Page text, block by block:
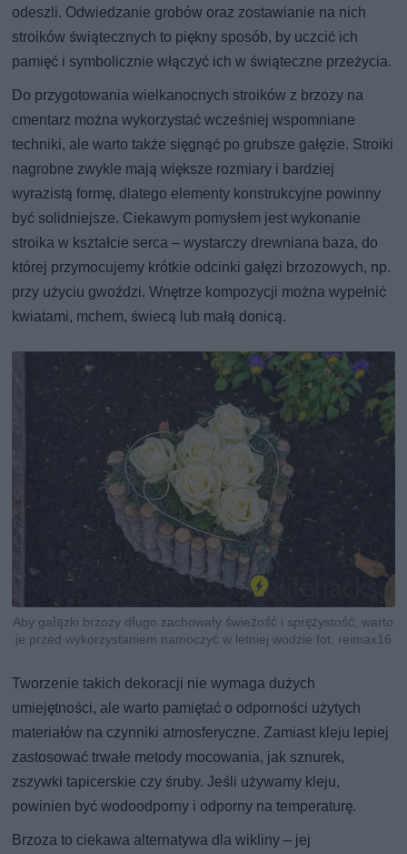
odeszli. Odwiedzanie grobów oraz zostawianie na nich
stroików świątecznych to piękny sposób, by uczcić ich
pamięć i symbolicznie włączyć ich w świąteczne przeżycia.
Do przygotowania wielkanocnych stroików z brzozy na
cmentarz można wykorzystać wcześniej wspomniane
techniki, ale warto także sięgnąć po grubsze gałęzie. Stroiki
nagrobne zwykle mają większe rozmiary i bardziej
wyrazistą formę, dlatego elementy konstrukcyjne powinny
być solidniejsze. Ciekawym pomysłem jest wykonanie
stroika w kształcie serca – wystarczy drewniana baza, do
której przymocujemy krótkie odcinki gałęzi brzozowych, np.
przy użyciu gwoździ. Wnętrze kompozycji można wypełnić
kwiatami, mchem, świecą lub małą donicą.
Aby gałązki brzozy długo zachowały świeżość i sprężystość, warto
je przed wykorzystaniem namoczyć w letniej wodzie fot. reimax16
Tworzenie takich dekoracji nie wymaga dużych
umiejętności, ale warto pamiętać o odporności użytych
materiałów na czynniki atmosferyczne. Zamiast kleju lepiej
zastosować trwałe metody mocowania, jak sznurek,
zszywki tapicerskie czy śruby. Jeśli używamy kleju,
powinien być wodoodporny i odporny na temperaturę.
Brzoza to ciekawa alternatywa dla wikliny – jej